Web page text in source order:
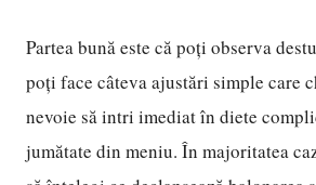
Partea bună este că poți observa
poți face câteva ajustări simple care
nevoie să intri imediat în diete
jumătate din meniu. În majoritatea